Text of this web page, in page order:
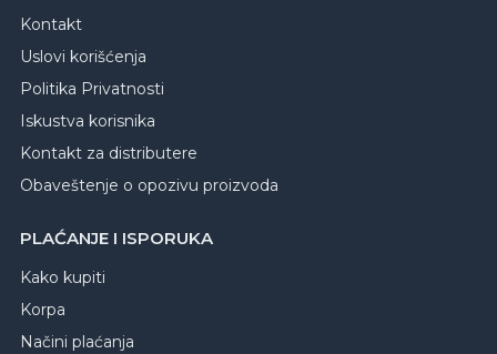
Kontakt
Uslovi korišćenja
Politika Privatnosti
Iskustva korisnika
Kontakt za distributere
Obaveštenje o opozivu proizvoda
PLAĆANJE I ISPORUKA
Kako kupiti
Korpa
Načini plaćanja